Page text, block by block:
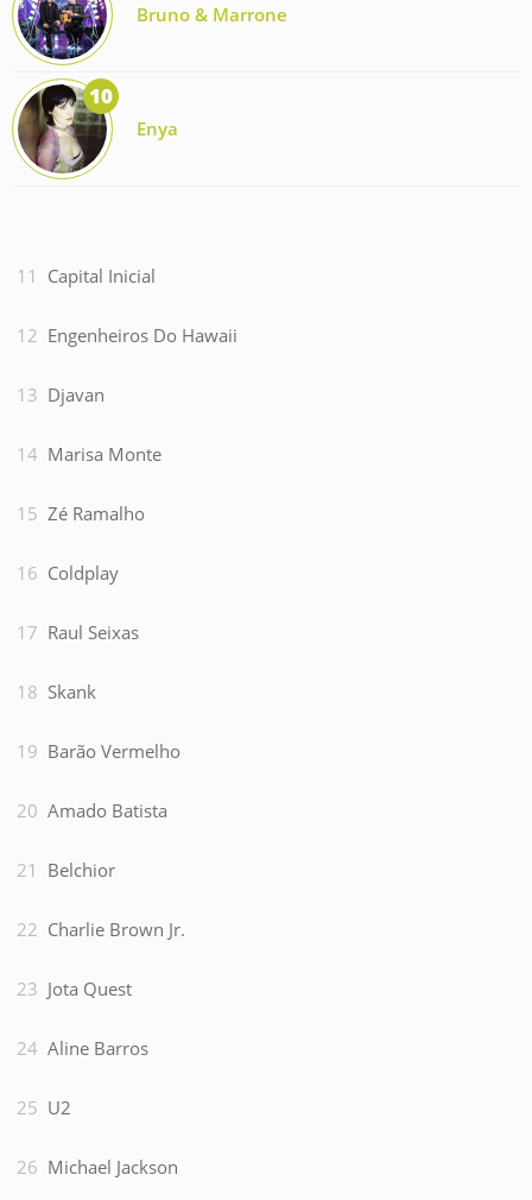
Bruno & Marrone
Enya
Capital Inicial
Engenheiros Do Hawaii
Djavan
Marisa Monte
Zé Ramalho
Coldplay
Raul Seixas
Skank
Barão Vermelho
Amado Batista
Belchior
Charlie Brown Jr.
Jota Quest
Aline Barros
U2
Michael Jackson